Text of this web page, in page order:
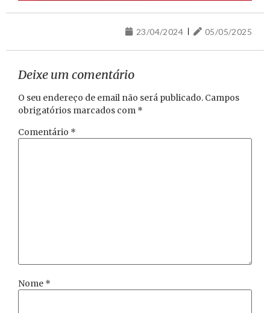
23/04/2024 05/05/2025
Deixe um comentário
O seu endereço de email não será publicado. Campos
obrigatórios marcados com *
Comentário *
Nome *